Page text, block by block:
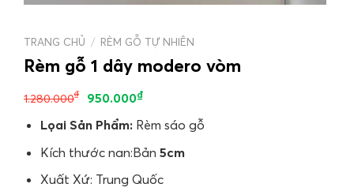
TRANG CHỦ / RÈM GỖ TỰ NHIÊN
Rèm gỗ 1 dây modero vòm
1.280.000₫ 950.000₫
Lọai Sản Phẩm: Rèm sáo gỗ
Kích thước nan:Bản 5cm
Xuất Xứ: Trung Quốc